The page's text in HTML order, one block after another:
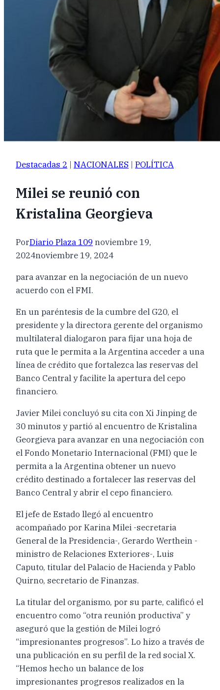
Destacadas 2 | NACIONALES | POLÍTICA
Milei se reunió con
Kristalina Georgieva
PorDiario Plaza 109 noviembre 19,
2024noviembre 19, 2024
para avanzar en la negociación de un nuevo
acuerdo con el FMI.
En un paréntesis de la cumbre del G20, el
presidente y la directora gerente del organismo
multilateral dialogaron para fijar una hoja de
ruta que le permita a la Argentina acceder a una
línea de crédito que fortalezca las reservas del
Banco Central y facilite la apertura del cepo
financiero.
Javier Milei concluyó su cita con Xi Jinping de
30 minutos y partió al encuentro de Kristalina
Georgieva para avanzar en una negociación con
el Fondo Monetario Internacional (FMI) que le
permita a la Argentina obtener un nuevo
crédito destinado a fortalecer las reservas del
Banco Central y abrir el cepo financiero.
El jefe de Estado llegó al encuentro
acompañado por Karina Milei -secretaria
General de la Presidencia-, Gerardo Werthein -
ministro de Relaciones Exteriores-, Luis
Caputo, titular del Palacio de Hacienda y Pablo
Quirno, secretario de Finanzas.
La titular del organismo, por su parte, calificó el
encuentro como “otra reunión productiva” y
aseguró que la gestión de Milei logró
“impresionantes progresos”. Lo hizo a través de
una publicación en su perfil de la red social X.
“Hemos hecho un balance de los
impresionantes progresos realizados en la